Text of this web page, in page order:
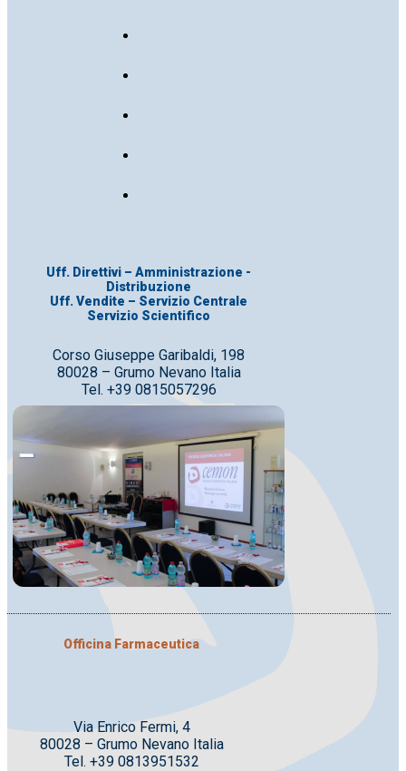
Uff. Direttivi – Amministrazione -
Distribuzione
Uff. Vendite – Servizio Centrale
Servizio Scientifico
Corso Giuseppe Garibaldi, 198
80028 – Grumo Nevano Italia
Tel. +39 0815057296
Officina Farmaceutica
Via Enrico Fermi, 4
80028 – Grumo Nevano Italia
Tel. +39 0813951532